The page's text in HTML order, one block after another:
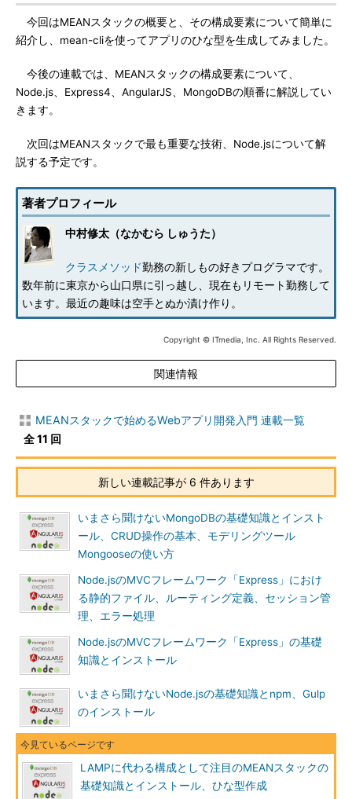
今回はMEANスタックの概要と、その構成要素について簡単に
紹介し、mean-cliを使ってアプリのひな型を生成してみました。
今後の連載では、MEANスタックの構成要素について、
Node.js、Express4、AngularJS、MongoDBの順番に解説してい
きます。
次回はMEANスタックで最も重要な技術、Node.jsについて解
説する予定です。
著者プロフィール
中村修太（なかむら しゅうた）
クラスメソッド勤務の新しもの好きプログラマです。
数年前に東京から山口県に引っ越し、現在もリモート勤務して
います。最近の趣味は空手とぬか漬け作り。
Copyright © ITmedia, Inc. All Rights Reserved.
関連情報
MEANスタックで始めるWebアプリ開発入門 連載一覧
全 11 回
新しい連載記事が 6 件あります
いまさら聞けないMongoDBの基礎知識とインスト
ール、CRUD操作の基本、モデリングツール
Mongooseの使い方
Node.jsのMVCフレームワーク「Express」におけ
る静的ファイル、ルーティング定義、セッション管
理、エラー処理
Node.jsのMVCフレームワーク「Express」の基礎
知識とインストール
いまさら聞けないNode.jsの基礎知識とnpm、Gulp
のインストール
LAMPに代わる構成として注目のMEANスタックの
基礎知識とインストール、ひな型作成